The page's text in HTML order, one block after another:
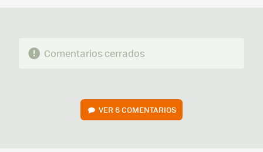
Comentarios cerrados
VER6 COMENTARIOS